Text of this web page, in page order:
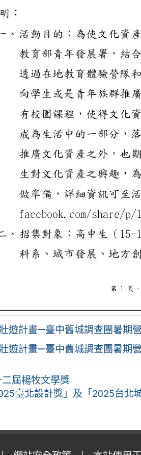
遊計畫—臺中舊城調查團暑期
遊計畫—臺中舊城調查團暑期
二屆楊牧文學獎
臺北設計獎」及「2025台北